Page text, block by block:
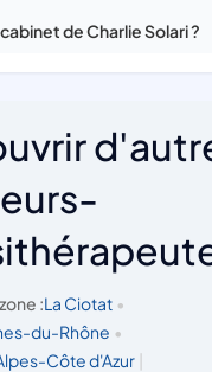
de Charlie Solari ?
:La Ciotat •
du-Rhône •
Côte d'Azur